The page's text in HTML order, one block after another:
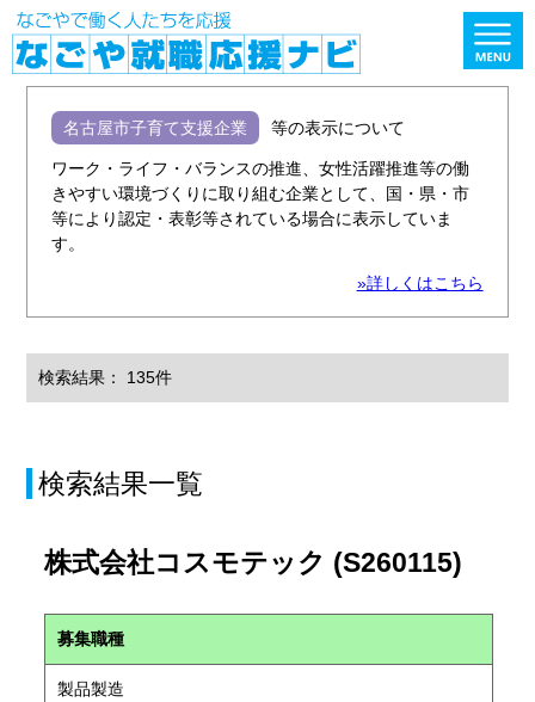
名古屋市子育て支援企業 等の表示について
ワーク・ライフ・バランスの推進、女性活躍推進等の働
きやすい環境づくりに取り組む企業として、国・県・市
等により認定・表彰等されている場合に表示していま
す。
»詳しくはこちら
検索結果： 135件
検索結果一覧
株式会社コスモテック (S260115)
募集職種
製品製造